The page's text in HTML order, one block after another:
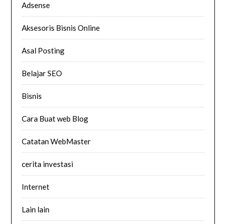
Adsense
Aksesoris Bisnis Online
Asal Posting
Belajar SEO
Bisnis
Cara Buat web Blog
Catatan WebMaster
cerita investasi
Internet
Lain lain